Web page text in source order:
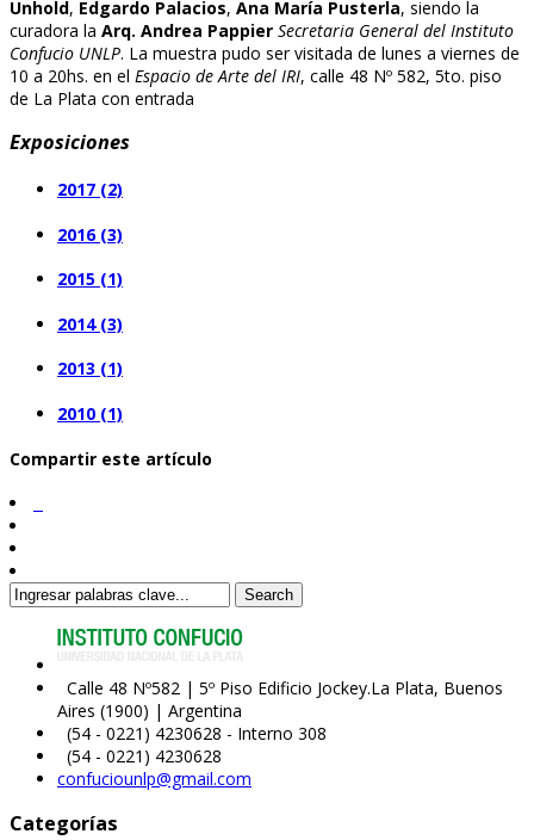
Unhold, Edgardo Palacios, Ana María Pusterla, siendo la
curadora la Arq. Andrea Pappier Secretaria General del Instituto
Confucio UNLP. La muestra pudo ser visitada de lunes a viernes de
10 a 20hs. en el Espacio de Arte del IRI, calle 48 Nº 582, 5to. piso
de La Plata con entrada
Exposiciones
2017 (2)
2016 (3)
2015 (1)
2014 (3)
2013 (1)
2010 (1)
Compartir este artículo
Search
Calle 48 Nº582 | 5º Piso Edificio Jockey.La Plata, Buenos
Aires (1900) | Argentina
(54 - 0221) 4230628 - Interno 308
(54 - 0221) 4230628
confuciounlp@gmail.com
Categorías